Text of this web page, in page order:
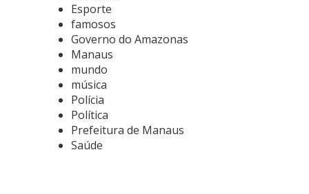
Esporte
famosos
Governo do Amazonas
Manaus
mundo
música
Polícia
Política
Prefeitura de Manaus
Saúde